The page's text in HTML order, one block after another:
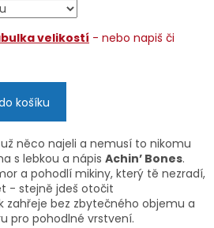
velikostí - nebo napiš či
košíku
něco najeli a nemusí to nikomu
s lebkou a nápis Achin’ Bones.
a pohodlí mikiny, který tě nezradí,
- stejně jdeš otočit
zahřeje bez zbytečného objemu a
pro pohodlné vrstvení.